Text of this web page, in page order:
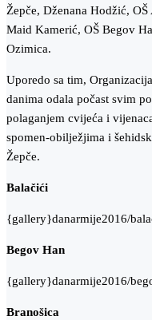
Žepče, Dženana Hodžić,
Maid Kamerić, OŠ Begov
Ozimica.
Uporedo sa tim,
danima odala počast svim
polaganjem cvijeća i
spomen-obilježjima i
Žepče.
Balačići
{gallery}danarmije2016/
Begov Han
{gallery}danarmije2016/
Branošica